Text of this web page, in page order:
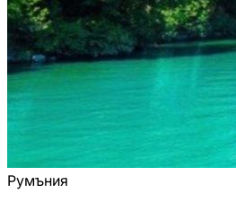
Румъния